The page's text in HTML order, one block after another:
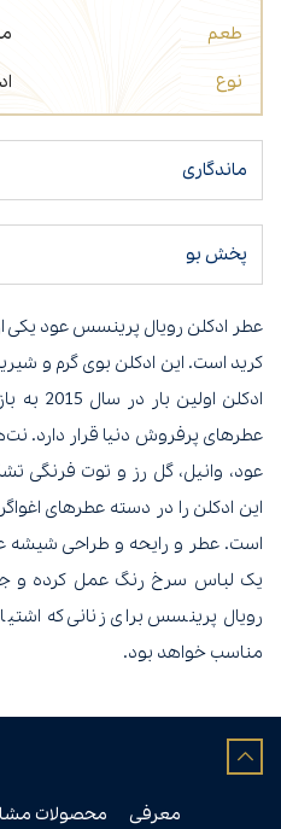
طعم
نوع
ماندگاری
پخش بو
عطر ادکلن رویال پرینسس عود یکی
کرید است. این ادکلن بوی گرم و
ادکلن
عطرهای پرفروش دنیا قرار دارد.
عود، وانیل، گل رز و توت فرنگی
این ادکلن‌ را در دسته عطرهای
است. عطر و رایحه و طراحی شیشه
یک لباس سرخ رنگ عمل کرده و
رویال پرینسس برای زنانی که
مناسب خواهد بود.
معرفی محصولات